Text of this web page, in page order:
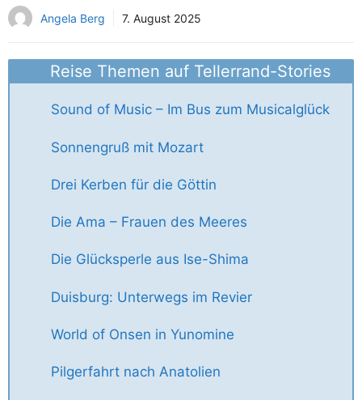
Angela Berg 7. August 2025
Reise Themen auf Tellerrand-Stories
Sound of Music – Im Bus zum Musicalglück
Sonnengruß mit Mozart
Drei Kerben für die Göttin
Die Ama – Frauen des Meeres
Die Glücksperle aus Ise-Shima
Duisburg: Unterwegs im Revier
World of Onsen in Yunomine
Pilgerfahrt nach Anatolien